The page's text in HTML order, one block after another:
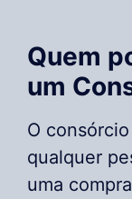
Quem
um
O
qualquer
uma